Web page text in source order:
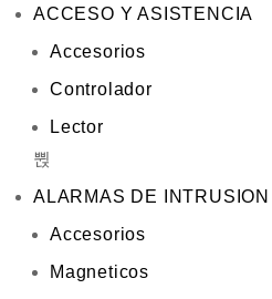
ACCESO Y ASISTENCIA
Accesorios
Controlador
Lector
ALARMAS DE INTRUSION
Accesorios
Magneticos